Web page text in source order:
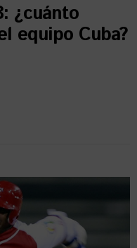
¿cuánto
equipo Cuba?